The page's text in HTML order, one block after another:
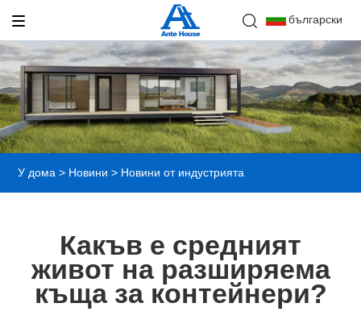
български
У дома > Новини > Новини от индустрията
Какъв е средният
живот на разширяема
къща за контейнери?